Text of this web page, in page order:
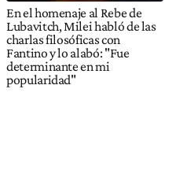
En el homenaje al Rebe de
Lubavitch, Milei habló de las
charlas filosóficas con
Fantino y lo alabó: "Fue
determinante en mi
popularidad"